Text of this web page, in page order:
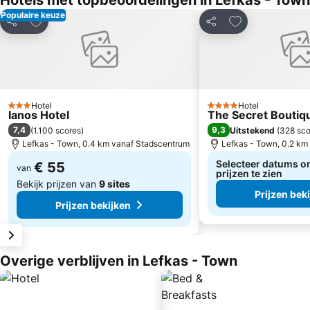
Populaire keuze
Delen
Toevoegen aan favorieten
3 Sterren
Hotel
Ianos Hotel
7,4 (1.100 scores)
Lefkas - Town, 0.4 km vanaf Stadscentrum
van € 55
Bekijk prijzen van 9 sites
Prijzen bekijken
Delen
Toevoegen
4 SterrenHotel
The Secret
9,3 Uitstekend (328
Lefkas - Town, 0.2
Selecteer datums
prijzen te zien
Prijzen
Overige verblijven in Lefkas - Town